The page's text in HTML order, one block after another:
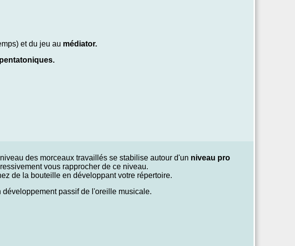
et du jeu au médiator.
des morceaux travaillés se stabilise autour d'un niveau pro
vous rapprocher de ce niveau.
de la bouteille en développant votre répertoire.
passif de l'oreille musicale.